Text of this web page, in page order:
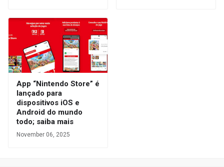
App “Nintendo Store” é
lançado para
dispositivos iOS e
Android do mundo
todo; saiba mais
November 06, 2025